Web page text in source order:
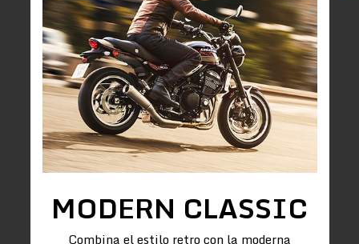
MODERN CLASSIC
Combina el estilo retro con la moderna